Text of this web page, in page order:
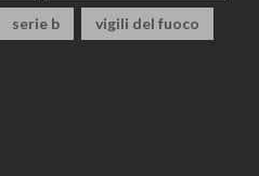
serie b vigili del fuoco